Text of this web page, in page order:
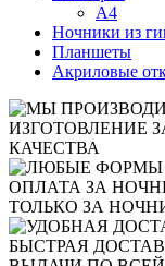
А4
Ночники из
Планшеты
Акриловые
ИЗГОТОВЛЕНИЕ
КАЧЕСТВА
ОПЛАТА ЗА
ТОЛЬКО ЗА
БЫСТРАЯ